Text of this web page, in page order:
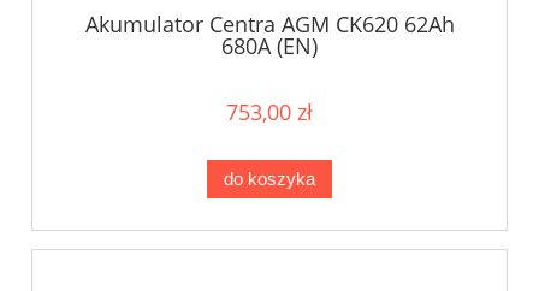
Akumulator Centra AGM CK620 62Ah
680A (EN)
753,00 zł
do koszyka